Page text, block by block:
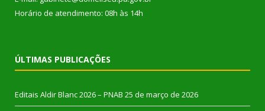
Horário de atendimento: 08h às 14h
ÚLTIMAS PUBLICAÇÕES
Editais Aldir Blanc 2026 – PNAB 25 de março de 2026